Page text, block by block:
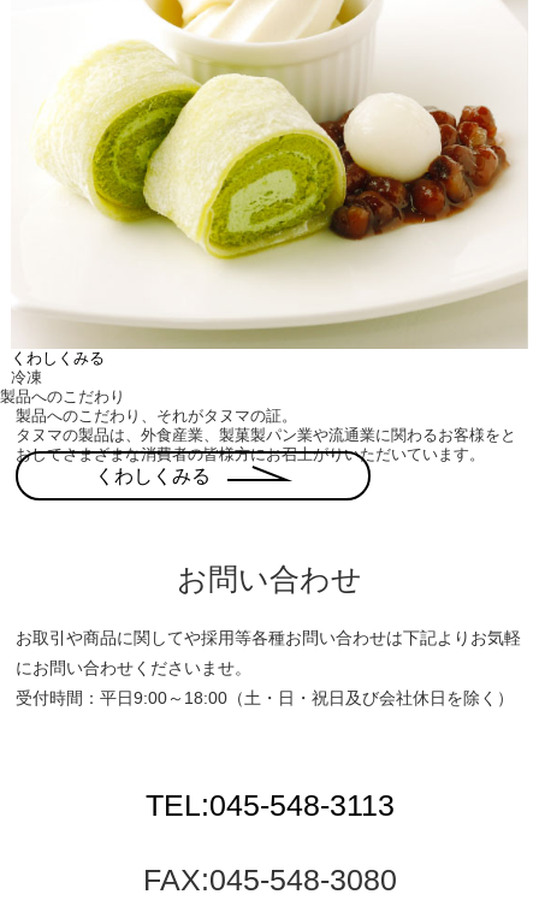
くわしくみる
冷凍
製品へのこだわり
製品へのこだわり、それがタヌマの証。
タヌマの製品は、外食産業、製菓製パン業や流通業に関わるお客様をと
おしてさまざまな消費者の皆様方にお召上がりいただいています。
くわしくみる
お問い合わせ
お取引や商品に関してや採用等各種お問い合わせは下記よりお気軽
にお問い合わせくださいませ。
受付時間：平日9:00～18:00（土・日・祝日及び会社休日を除く）
TEL:045-548-3113
FAX:045-548-3080